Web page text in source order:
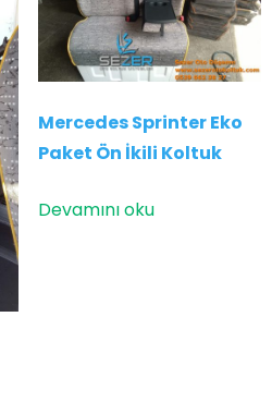
Mercedes Sprinter Eko
Paket Ön İkili Koltuk
Devamını oku